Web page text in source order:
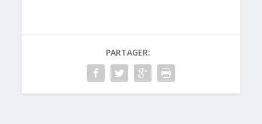
PARTAGER: